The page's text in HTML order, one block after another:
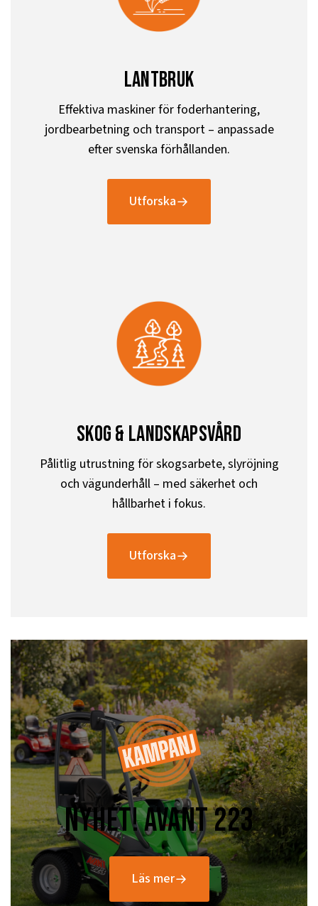
lantbruk
Effektiva maskiner för foderhantering,
jordbearbetning och transport – anpassade
efter svenska förhållanden.
Utforska
skog & landskapsvård
Pålitlig utrustning för skogsarbete, slyröjning
och vägunderhåll – med säkerhet och
hållbarhet i fokus.
Utforska
nyhet! Avant 223
Läs mer